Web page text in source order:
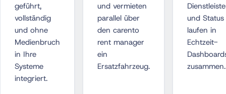
geführt,
vollständig
und ohne
Medienbruch
in Ihre
Systeme
integriert.
und vermieten
parallel über
den carento
rent manager
ein
Ersatzfahrzeug.
und Status
laufen in
Echtzeit-
zusammen.